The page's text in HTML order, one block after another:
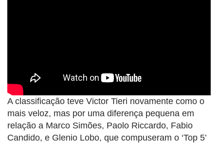
A classificação teve Victor Tieri novamente como o
mais veloz, mas por uma diferença pequena em
relação a Marco Simões, Paolo Riccardo, Fabio
Candido, e Glenio Lobo, que compuseram o ‘Top 5’